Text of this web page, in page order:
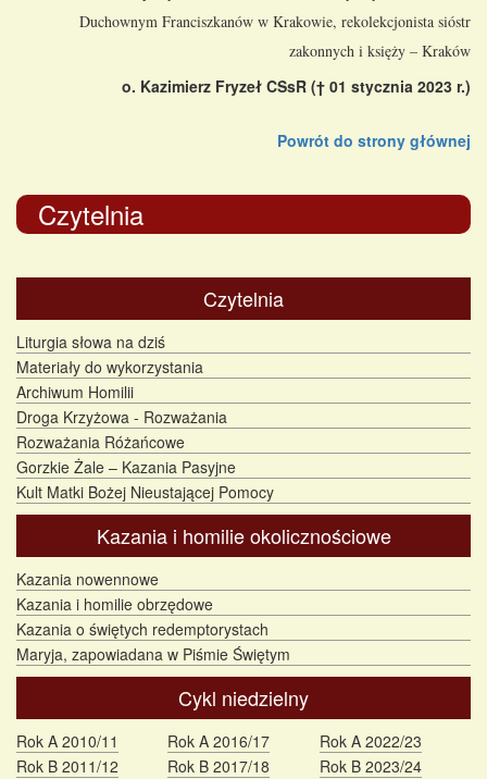
Duchownym Franciszkanów w Krakowie, rekolekcjonista sióstr
zakonnych i księży – Kraków
o. Kazimierz Fryzeł CSsR († 01 stycznia 2023 r.)
Powrót do strony głównej
Czytelnia
Czytelnia
Liturgia słowa na dziś
Materiały do wykorzystania
Archiwum Homilii
Droga Krzyżowa - Rozważania
Rozważania Różańcowe
Gorzkie Żale – Kazania Pasyjne
Kult Matki Bożej Nieustającej Pomocy
Kazania i homilie okolicznościowe
Kazania nowennowe
Kazania i homilie obrzędowe
Kazania o świętych redemptorystach
Maryja, zapowiadana w Piśmie Świętym
Cykl niedzielny
Rok A 2010/11
Rok B 2011/12
Rok A 2016/17
Rok B 2017/18
Rok A 2022/23
Rok B 2023/24